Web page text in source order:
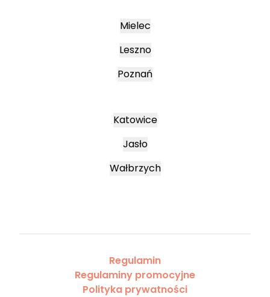
Mielec
Leszno
Poznań
Katowice
Jasło
Wałbrzych
Regulamin
Regulaminy promocyjne
Polityka prywatności